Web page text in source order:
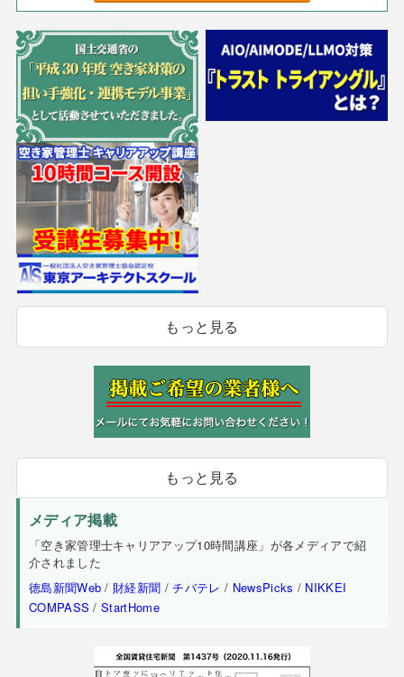
もっと見る
もっと見る
メディア掲載
「空き家管理士キャリアアップ10時間講座」が各メディアで紹
介されました
徳島新聞Web / 財経新聞 /チバテレ / NewsPicks / NIKKEI
COMPASS /StartHome